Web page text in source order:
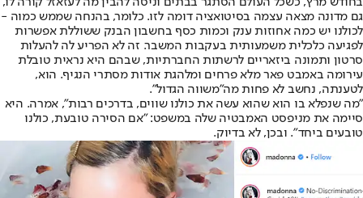
בחודש מרץ, כשכל העולם הסתגר בבתים וניסה להבין מה לעזאזל קורה לו,
גם מדונה מצאה עצמה בסיטואציה דומה לזו. כלומר, בהנחה שממש כמוה -
לכולנו יש כמה אחוזות ענק וכמות כסף בחשבון הבנק ששוללת אפשרות
לפגיעה כלכלית משמעותית בעקבות המשבר. זה לא הפריע לה להעלות
סרטון ותמונה ביזאריים לרשתות החברתיות, שבהם היא נראית טובלת
עירומה באמבט פאר מלא פרחים ומלהגת אודות מסתרי הנגיף. הוא,
לטענתה, נחשב לא פחות מה"משווה הגדול".
"מה שנפלא בו הוא שהוא עשה את כולנו שווים, בדרכים רבות", אמרה. היא
סיימה את מניפסט האמבטיה שלה במשפט: "אם הסירה טובעת, כולנו
טובעים ביחד". ובכן, לא בדיוק.